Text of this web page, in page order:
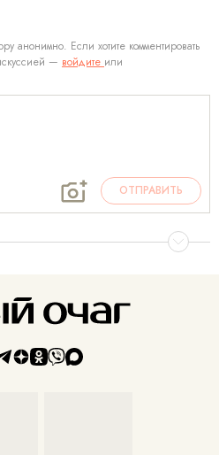
анонимно. Если хотите комментировать
— войдите или
ОТПРАВИТЬ